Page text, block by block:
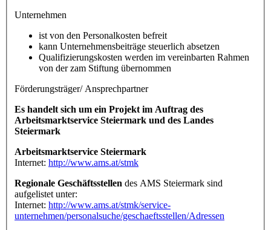
Unternehmen
ist von den Personalkosten befreit
kann Unternehmensbeiträge steuerlich absetzen
Qualifizierungskosten werden im vereinbarten Rahmen
von der zam Stiftung übernommen
Förderungsträger/ Ansprechpartner
Es handelt sich um ein Projekt im Auftrag des
Arbeitsmarktservice Steiermark und des Landes
Steiermark
Arbeitsmarktservice Steiermark
Internet: http://www.ams.at/stmk
Regionale Geschäftsstellen des AMS Steiermark sind
aufgelistet unter:
Internet: http://www.ams.at/stmk/service-
unternehmen/personalsuche/geschaeftsstellen/Adressen